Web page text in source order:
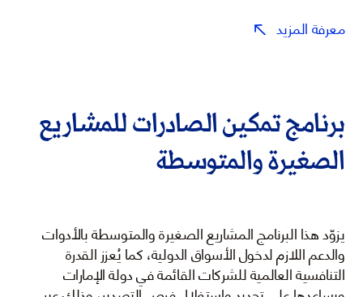
معرفة المزيد
برنامج تمكين الصادرات للمشاريع
الصغيرة والمتوسطة
يزوّد هذا البرنامج المشاريع الصغيرة والمتوسطة بالأدوات
والدعم اللازم لدخول الأسواق الدولية، كما يُعزز القدرة
التنافسية العالمية للشركات القائمة في دولة الإمارات